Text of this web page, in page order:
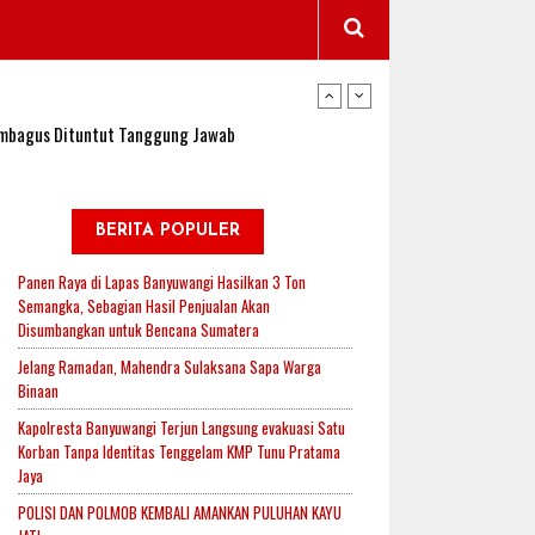
Jadi Lokasi Uji Coba Program NADI JKN
Dituntut Tanggung Jawab
Padi, Proyeksi Hasil Capai 2,4 Ton Gabah
Indonesia.id Perkuat Sinergitas Lewat Ngopi
untuk Mendukung Ketahanan Pangan Nasional
Jadi Lokasi Uji Coba Program NADI JKN
BERITA POPULER
Panen Raya di Lapas Banyuwangi Hasilkan 3 Ton
Semangka, Sebagian Hasil Penjualan Akan
Disumbangkan untuk Bencana Sumatera
Jelang Ramadan, Mahendra Sulaksana Sapa Warga
Binaan
Kapolresta Banyuwangi Terjun Langsung evakuasi Satu
Korban Tanpa Identitas Tenggelam KMP Tunu Pratama
Jaya
POLISI DAN POLMOB KEMBALI AMANKAN PULUHAN KAYU